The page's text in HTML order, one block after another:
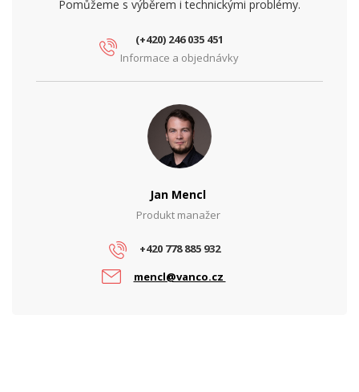
Pomůžeme s výběrem i technickými problémy.
(+420) 246 035 451
Informace a objednávky
Jan Mencl
Produkt manažer
+420 778 885 932
mencl@vanco.cz